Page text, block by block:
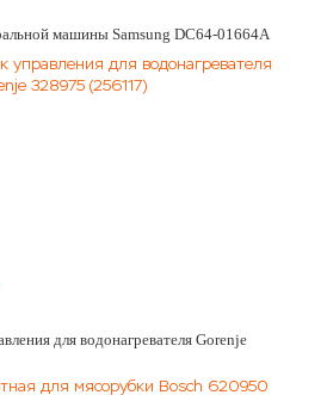
машины Samsung DC64-01664A
для водонагревателя Gorenje